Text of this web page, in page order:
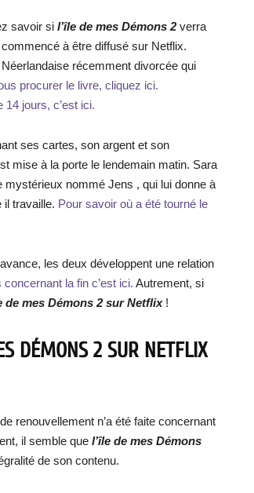
savoir si l’île de mes Démons 2verra
à être diffusé sur Netflix.
récemment divorcée qui
procurer le livre, cliquez ici.
jours, c’est ici.
ses cartes, son argent et son
mise à la porte le lendemain matin. Sara
nommé Jens , qui lui donne à
il travaille. Pour savoir où a été tourné le
les deux développent une relation
la fin c’est ici. Autrement, si
de mes Démons 2 sur Netflix!
DÉMONS 2 SUR NETFLIX
renouvellement n’a été faite concernant
il semble que l’île de mes Démons
de son contenu.